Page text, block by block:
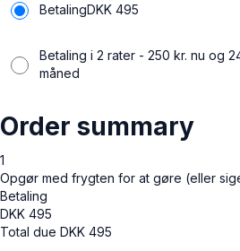
BetalingDKK 495
Betaling i 2 rater - 250 kr. nu og
måned
Order summary
1
Opgør med frygten for at gøre (eller
Betaling
DKK 495
Total due DKK 495